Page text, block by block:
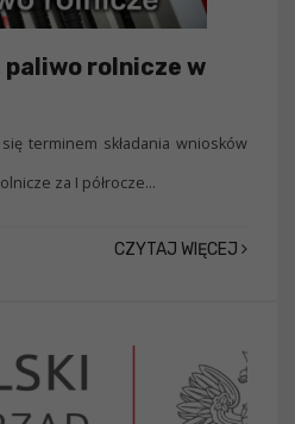
rolnicze w
terminem składania wniosków
za I półrocze...
CZYTAJ WIĘCEJ